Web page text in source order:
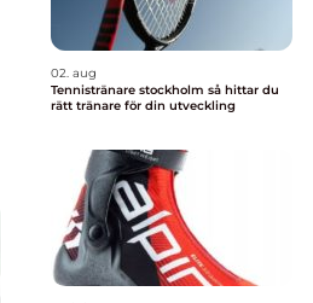
02. aug
Tennistränare stockholm så hittar du
rätt tränare för din utveckling